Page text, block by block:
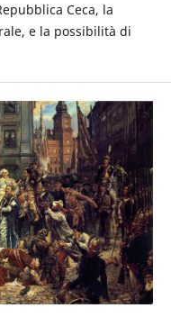
Ceca, la
e la possibilità di